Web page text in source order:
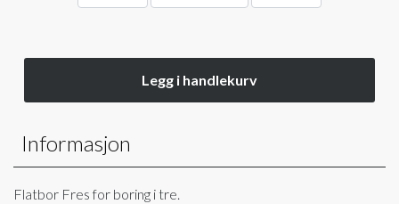
Legg i handlekurv
Informasjon
Flatbor Fres for boring i tre.